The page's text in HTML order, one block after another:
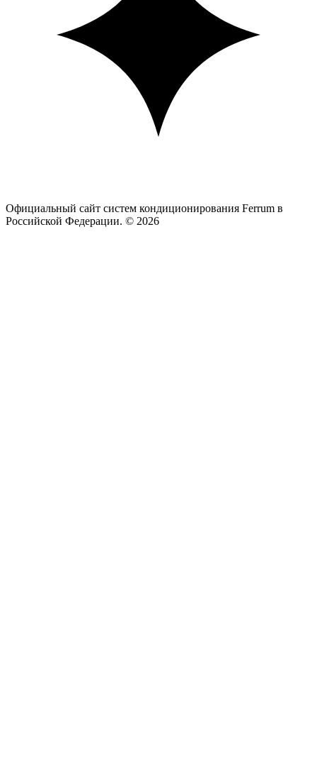
Официальный сайт систем кондиционирования Ferrum в
Российской Федерации. © 2026